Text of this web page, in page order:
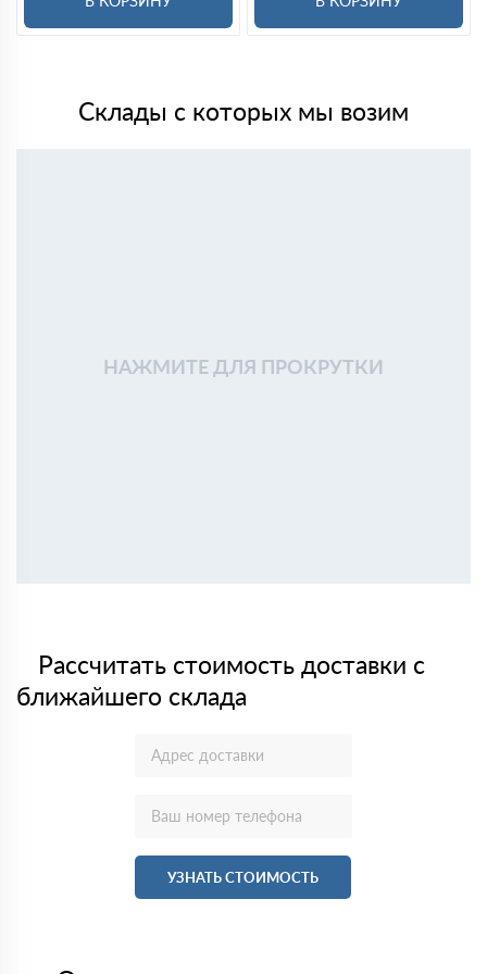
Склады с которых мы возим
НАЖМИТЕ ДЛЯ ПРОКРУТКИ
Рассчитать стоимость доставки с
ближайшего склада
УЗНАТЬ СТОИМОСТЬ